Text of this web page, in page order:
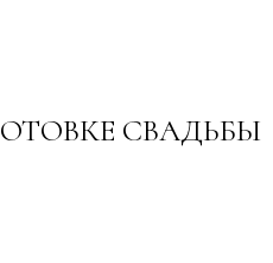
СВАДЬБЫ